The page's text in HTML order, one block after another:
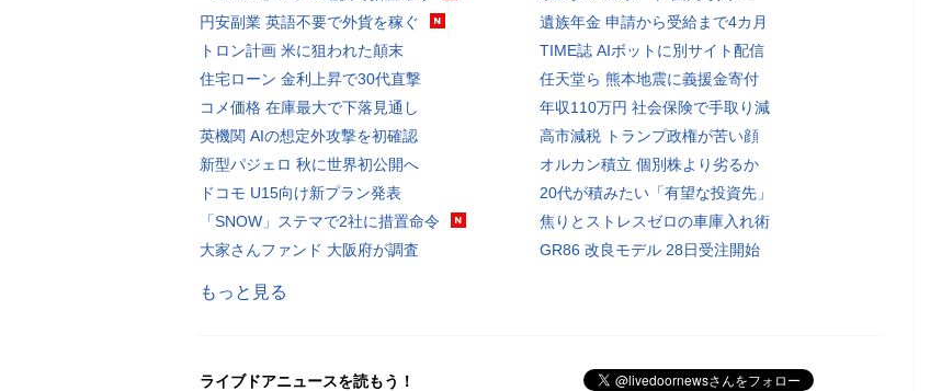
円安副業 英語不要で外貨を稼ぐ
トロン計画 米に狙われた顛末
住宅ローン 金利上昇で30代直撃
コメ価格 在庫最大で下落見通し
英機関 AIの想定外攻撃を初確認
新型パジェロ 秋に世界初公開へ
ドコモ U15向け新プラン発表
「SNOW」ステマで2社に措置命令
大家さんファンド 大阪府が調査
遺族年金 申請から受給まで4カ月
TIME誌 AIボットに別サイト配信
任天堂ら 熊本地震に義援金寄付
年収110万円 社会保険で手取り減
高市減税 トランプ政権が苦い顔
オルカン積立 個別株より劣るか
20代が積みたい「有望な投資先」
焦りとストレスゼロの車庫入れ術
GR86 改良モデル 28日受注開始
もっと見る
ライブドアニュースを読もう！